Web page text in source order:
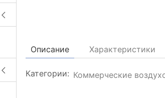
Описание Характеристики
Категории: Коммерческие